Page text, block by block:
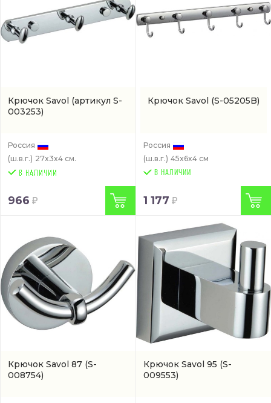
Крючок Savol (артикул S-
003253)
Россия
(ш.в.г.) 27x3x4 см.
966
Крючок Savol (S-05205B)
Россия
(ш.в.г.) 45x6x4 см
В НАЛИЧИИ
1 177
Крючок Savol 87 (S-
008754)
Крючок Savol 95 (S-
009553)